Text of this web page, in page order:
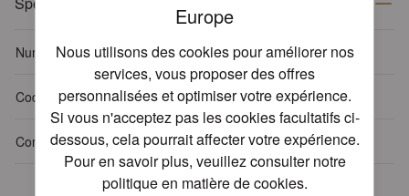
Europe
Nous utilisons des cookies pour améliorer nos
services, vous proposer des offres
personnalisées et optimiser votre expérience.
Si vous n'acceptez pas les cookies facultatifs ci-
dessous, cela pourrait affecter votre expérience.
Pour en savoir plus, veuillez consulter notre
politique en matière de cookies.
Numéro d'article 13307905
Code-EAN 8712159116830
Contenu de l'emballage 15 serviettes par paquet
Tissu : 3-plis, 100% FSC,